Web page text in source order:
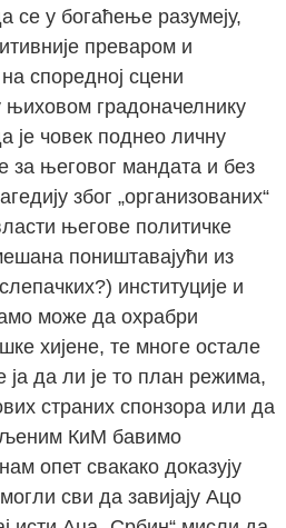
се у богаћење разумеју,
преваром и
споредној сцени
градоначелнику
је човек поднео личну
за његовог мандата и без
због „организованих“
његове политичке
поништавајући из
институције и
може да охрабри
хијене, те многе остале
ја да ли је то план режима,
страних спонзора или да
КиМ бавимо
опет свакако доказују
сви да завијају Ацо